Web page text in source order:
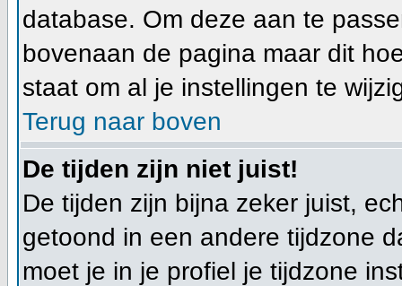
database. Om deze aan te
bovenaan de pagina maar dit
staat om al je instellingen te
Terug naar boven
De tijden zijn niet juist!
De tijden zijn bijna zeker juist,
getoond in een andere tijdzone
moet je in je profiel je tijdzone